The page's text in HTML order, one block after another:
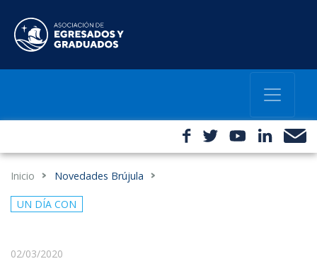
Inicio Novedades Brújula
UN DÍA CON
02/03/2020